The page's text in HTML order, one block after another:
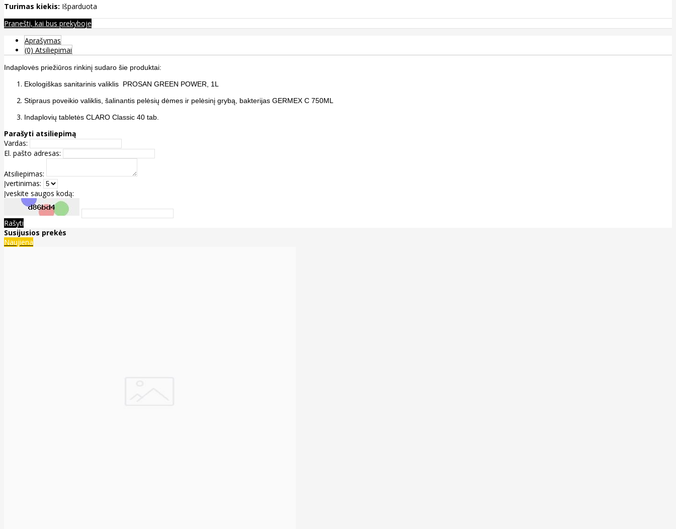
Turimas kiekis: Išparduota
Pranešti, kai bus prekyboje
Aprašymas
(0) Atsiliepimai
Indaplovės priežiūros rinkinį sudaro šie produktai:
Ekologiškas sanitarinis valiklis PROSAN GREEN POWER, 1L
Stipraus poveikio valiklis, šalinantis pelėsių dėmes ir pelėsinį grybą, bakterijas GERMEX C 750ML
Indaplovių tabletės CLARO Classic 40 tab.
Parašyti atsiliepimą
Vardas:
El. pašto adresas:
Atsiliepimas:
Įvertinimas:
Įveskite saugos kodą:
Rašyti
Susijusios prekės
Naujiena